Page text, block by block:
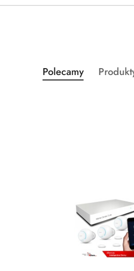
Pomiń karuzelę produktów
Produkty
o
Polecamy